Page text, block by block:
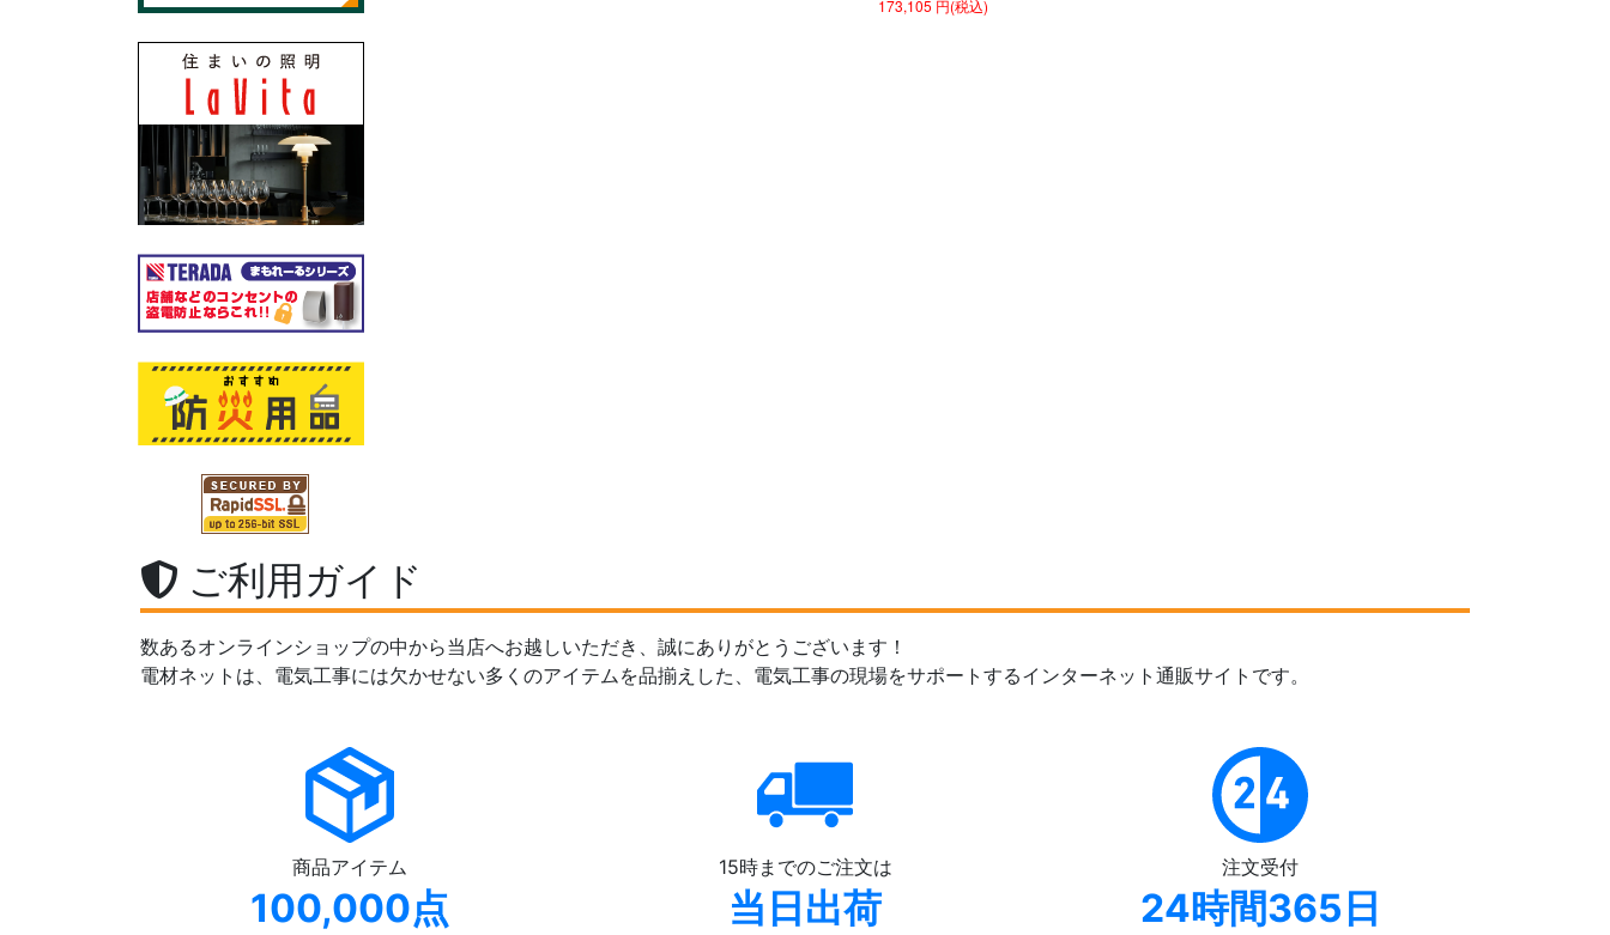
173,105 円(税込)
ご利用ガイド
数あるオンラインショップの中から当店へお越しいただき、誠にありがとうございます！
電材ネットは、電気工事には欠かせない多くのアイテムを品揃えした、電気工事の現場をサポートするインターネット通販サイトです。
商品アイテム
100,000点
15時までのご注文は
当日出荷
注文受付
24時間365日